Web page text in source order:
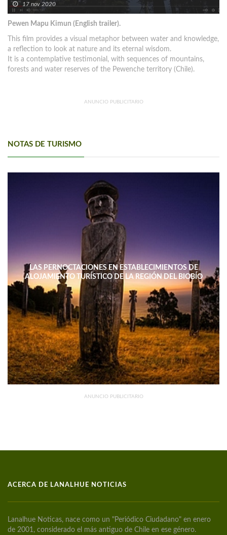
17 nov 2020
Pewen Mapu Kimun (English trailer).
This film provides a visual metaphor between water and knowledge,
a reflection to look at nature and its eternal wisdom.
It is a contemplative testimonial, with sequences of mountains,
forests and water reserves of the Pewenche territory (Chile).
ANUNCIO PUBLICITARIO
NOTAS DE TURISMO
LAS PERNOCTACIONES EN ESTABLECIMIENTOS DE
ALOJAMIENTO TURÍSTICO DE LA REGIÓN DEL BIOBÍO
DISMINUYERON 15,4% INTERANUAL
ANUNCIO PUBLICITARIO
ACERCA DE LANALHUE NOTICIAS
Lanalhue Noticas, nace como un "Periódico Ciudadano" en enero
de 2001, considerado el más antiguo de Chile en ese género.